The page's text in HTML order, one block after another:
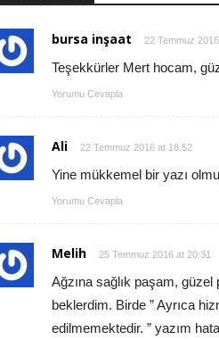
bursa inşaat 22 Temmuz
Teşekkürler Mert hocam,
Yorumu Cevapla
Ali 22 Temmuz 2016 at 18:52
Yine mükkemel bir yazı
Yorumu Cevapla
Melih 25 Temmuz 2016 at 20:31
Ağzına sağlık paşam, güzel
beklerdim. Birde ” Ayrıca
edilmemektedir. ” yazım